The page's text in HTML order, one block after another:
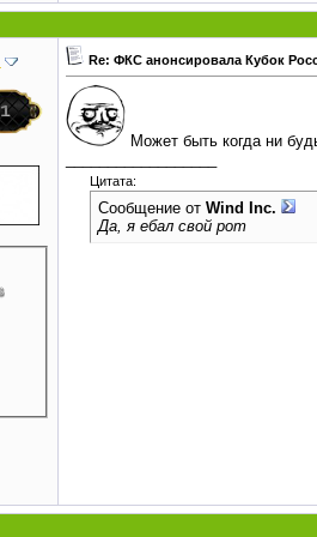
Re: ФКС анонсировала Кубок
Может быть когда ни
Цитата:
Сообщение отWind Inc.
Да, я ебал свой рот